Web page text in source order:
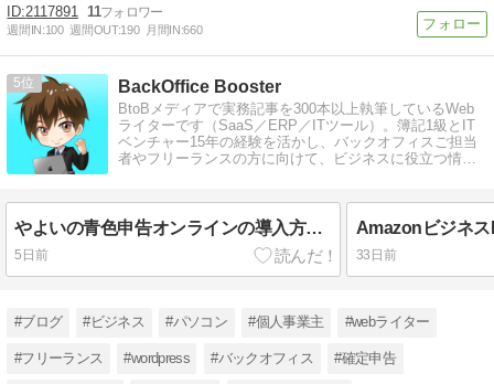
2117891 11
週間IN:100 週間OUT:190 月間IN:660
5 BackOffice Booster
BtoBメディアで実務記事を300本以上執筆しているWeb
ライターです（SaaS／ERP／ITツール）。簿記1級とIT
ベンチャー15年の経験を活かし、バックオフィスご担当
者やフリーランスの方に向けて、ビジネスに役立つ情報
やよいの青色申告オンラインの導入方法と使い方、プラン変更まで解説
5日前 33日前
#ブログ #ビジネス #パソコン #個人事業主 #webライター
#フリーランス #wordpress #バックオフィス #確定申告